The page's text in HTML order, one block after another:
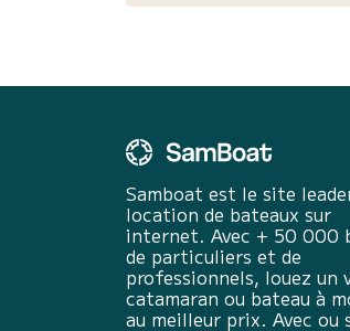
Samboat est le site
location de bateaux sur
internet. Avec + 50 000
de particuliers et de
professionnels, louez un
catamaran ou bateau à
au meilleur prix. Avec ou